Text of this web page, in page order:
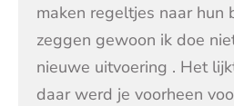
maken regeltjes naar hun
zeggen gewoon ik doe
nieuwe uitvoering . Het
daar werd je voorheen